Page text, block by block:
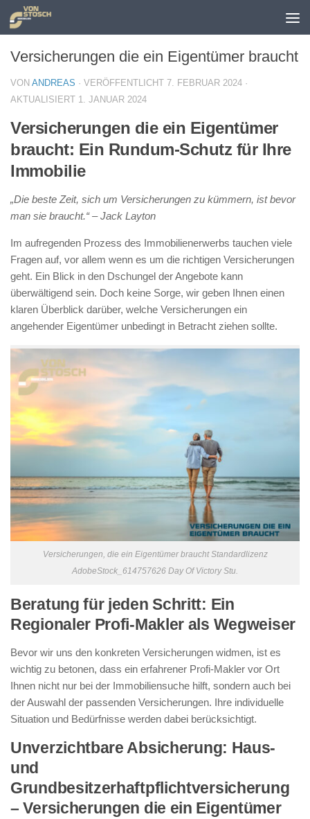
Zum Inhalt springen
Versicherungen die ein Eigentümer braucht
VON ANDREAS · VERÖFFENTLICHT 7. FEBRUAR 2024 ·
AKTUALISIERT 1. JANUAR 2024
Versicherungen die ein Eigentümer
braucht: Ein Rundum-Schutz für Ihre
Immobilie
„Die beste Zeit, sich um Versicherungen zu kümmern, ist bevor
man sie braucht.“ – Jack Layton
Im aufregenden Prozess des Immobilienerwerbs tauchen viele
Fragen auf, vor allem wenn es um die richtigen Versicherungen
geht. Ein Blick in den Dschungel der Angebote kann
überwältigend sein. Doch keine Sorge, wir geben Ihnen einen
klaren Überblick darüber, welche Versicherungen ein
angehender Eigentümer unbedingt in Betracht ziehen sollte.
Versicherungen, die ein Eigentümer braucht Standardlizenz
AdobeStock_614757626 Day Of Victory Stu.
Beratung für jeden Schritt: Ein
Regionaler Profi-Makler als Wegweiser
Bevor wir uns den konkreten Versicherungen widmen, ist es
wichtig zu betonen, dass ein erfahrener Profi-Makler vor Ort
Ihnen nicht nur bei der Immobiliensuche hilft, sondern auch bei
der Auswahl der passenden Versicherungen. Ihre individuelle
Situation und Bedürfnisse werden dabei berücksichtigt.
Unverzichtbare Absicherung: Haus-
und
Grundbesitzerhaftpflichtversicherung
– Versicherungen die ein Eigentümer